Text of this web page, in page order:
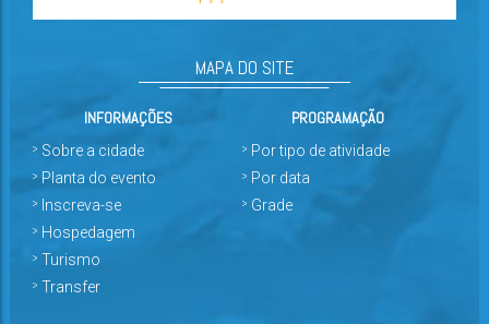
MAPA DO SITE
INFORMAÇÕES
Sobre a cidade
Planta do evento
Inscreva-se
Hospedagem
Turismo
Transfer
PROGRAMAÇÃO
Por tipo de atividade
Por data
Grade